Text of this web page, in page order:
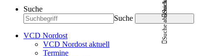
Suche
Suche
Suche abschicken
VCD Nordost
VCD Nordost aktuell
Termine